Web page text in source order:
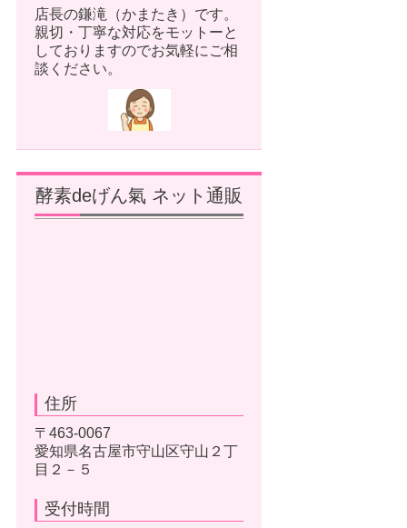
店長の鎌滝（かまたき）です。
親切・丁寧な対応をモットーと
しておりますのでお気軽にご相
談ください。
酵素deげん氣 ネット通販
住所
〒463-0067
愛知県名古屋市守山区守山２丁
目２－５
受付時間